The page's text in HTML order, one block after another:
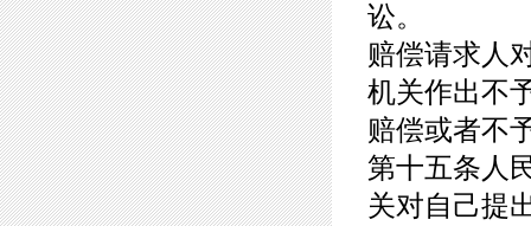
讼。
赔偿请求人
机关作出不
赔偿或者不
第十五条人
关对自己提